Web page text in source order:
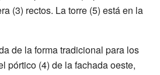
(3) rectos. La torre (5) está en la
de la forma tradicional para los
pórtico (4) de la fachada oeste,